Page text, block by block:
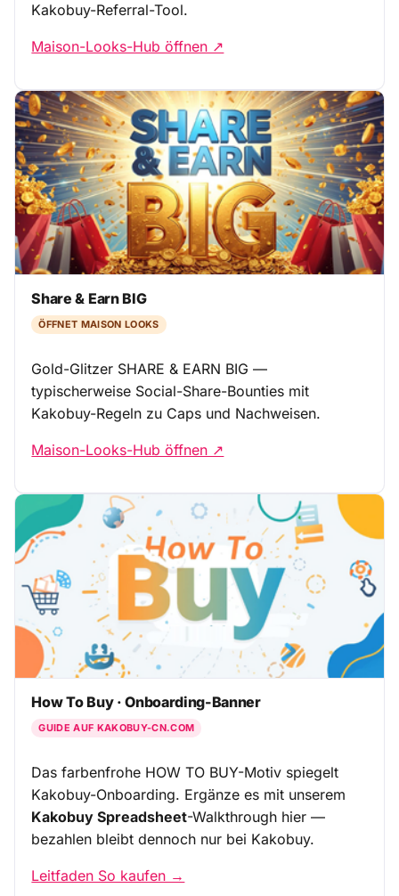
Kakobuy-Referral-Tool.
Maison-Looks-Hub öffnen ↗
Share & Earn BIG
ÖFFNET MAISON LOOKS
Gold-Glitzer SHARE & EARN BIG —
typischerweise Social-Share-Bounties mit
Kakobuy-Regeln zu Caps und Nachweisen.
Maison-Looks-Hub öffnen ↗
How To Buy · Onboarding-Banner
GUIDE AUF KAKOBUY-CN.COM
Das farbenfrohe HOW TO BUY-Motiv spiegelt
Kakobuy-Onboarding. Ergänze es mit unserem
Kakobuy Spreadsheet-Walkthrough hier —
bezahlen bleibt dennoch nur bei Kakobuy.
Leitfaden So kaufen →